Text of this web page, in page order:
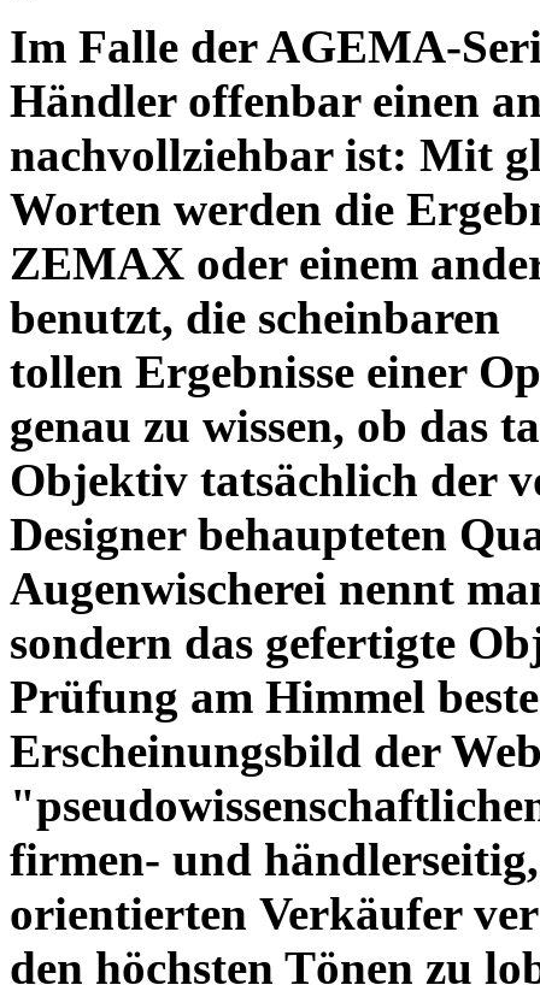
Im Falle der AGEMA-
Händler offenbar einen
nachvollziehbar ist: Mit
Worten werden die
ZEMAX oder einem
benutzt, die scheinbaren
tollen Ergebnisse einer
genau zu wissen, ob das
Objektiv tatsächlich der
Designer behaupteten
Augenwischerei nennt
sondern das gefertigte
Prüfung am Himmel
Erscheinungsbild der
firmen- und
orientierten Verkäufer
den höchsten Tönen zu